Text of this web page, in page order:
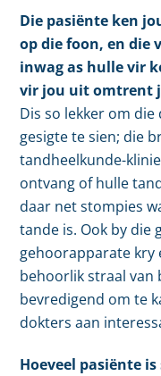
Die pasiënte ken
op die foon, en die
inwag as hulle vir
vir jou uit omtrent
Dis so lekker om
gesigte te sien; die
tandheelkunde-
ontvang of hulle
daar net stompies
tande is. Ook by die
gehoorapparate kry
behoorlik straal van
bevredigend om te
dokters aan
Hoeveel pasiënte